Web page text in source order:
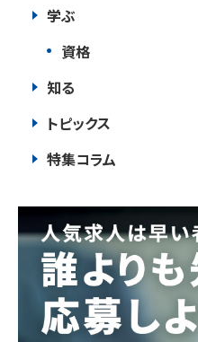
学ぶ
資格
知る
トピックス
特集コラム